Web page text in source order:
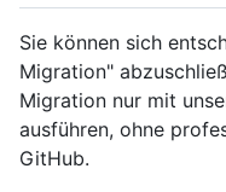
Sie können sich
Migration"
Migration nur mit
ausführen, ohne
GitHub.